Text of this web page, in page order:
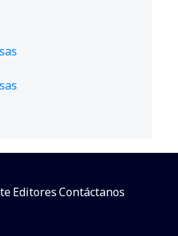
EditoresContáctanos